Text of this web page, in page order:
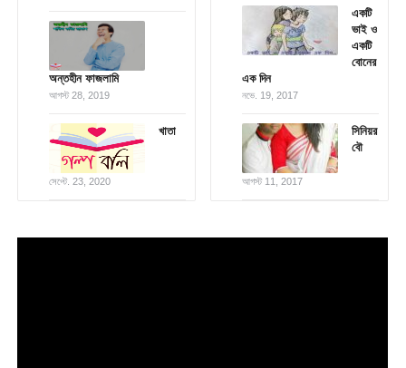
অন্তহীন ফাজলামি
আগস্ট 28, 2019
খাতা
সেপ্টে. 23, 2020
একটি
ভাই ও
একটি
বোনের
এক দিন
নভে. 19, 2017
সিনিয়র
বৌ
আগস্ট 11, 2017